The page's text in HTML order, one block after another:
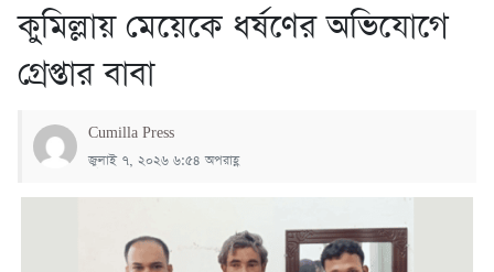
কুমিল্লায় মেয়েকে ধর্ষণের অভিযোগে
গ্রেপ্তার বাবা
Cumilla Press
জুলাই ৭, ২০২৬ ৬:৫৪ অপরাহ্ণ